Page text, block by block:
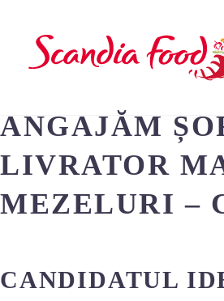
ANGAJĂM
LIVRATOR
MEZELURI –
CANDIDATUL